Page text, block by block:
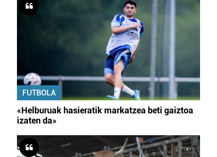
FUTBOLA
«Helburuak hasieratik markatzea beti gaiztoa
izaten da»